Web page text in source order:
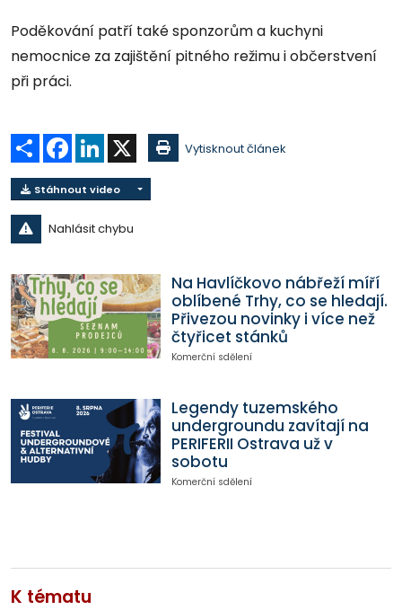
Poděkování patří také sponzorům a kuchyni
nemocnice za zajištění pitného režimu i občerstvení
při práci.
Sdílet Facebook
LinkedIn Vytisknout článek
Stáhnout video
Nahlásit chybu
Na Havlíčkovo nábřeží míří
oblíbené Trhy, co se hledají.
Přivezou novinky i více než
čtyřicet stánků
Komerční sdělení
Legendy tuzemského
undergroundu zavítají na
PERIFERII Ostrava už v
sobotu
Komerční sdělení
K tématu